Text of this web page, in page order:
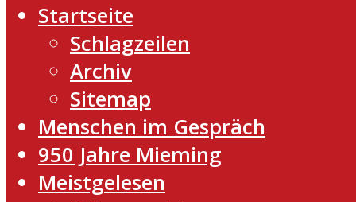
Startseite
Schlagzeilen
Archiv
Sitemap
Menschen im Gespräch
950 Jahre Mieming
Meistgelesen